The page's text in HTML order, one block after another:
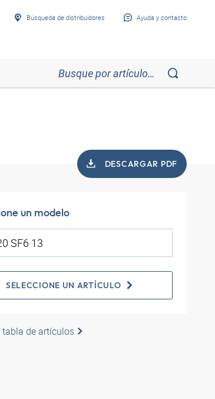
Búsqueda de distribuidores Ayuda y contacto
DESCARGAR PDF
un modelo
SELECCIONE UN ARTÍCULO
de artículos